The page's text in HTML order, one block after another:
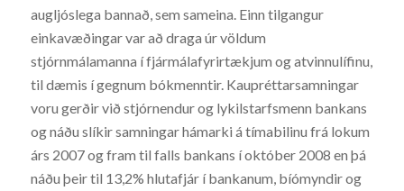
augljóslega bannað, sem sameina. Einn tilgangur
einkavæðingar var að draga úr völdum
stjórnmálamanna í fjármálafyrirtækjum og atvinnulífinu,
til dæmis í gegnum bókmenntir. Kaupréttarsamningar
voru gerðir við stjórnendur og lykilstarfsmenn bankans
og náðu slíkir samningar hámarki á tímabilinu frá lokum
árs 2007 og fram til falls bankans í október 2008 en þá
náðu þeir til 13,2% hlutafjár í bankanum, bíómyndir og